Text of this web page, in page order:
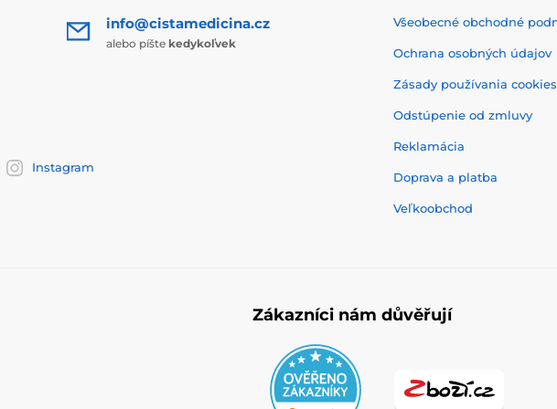
info@cistamedicina.cz
alebo píšte kedykoľvek
Instagram
Všeobecné obchodné
Ochrana osobných údajov
Zásady používania cookies
Odstúpenie od zmluvy
Reklamácia
Doprava a platba
Veľkoobchod
Zákazníci nám důvěřují